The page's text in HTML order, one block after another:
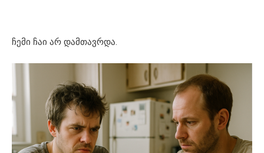
ჩემი ჩაი არ დამთავრდა.